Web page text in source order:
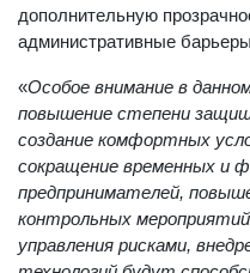
дополнительную
административные
«Особое внимание в
повышение степени
создание комфортных
сокращение временных и
предпринимателей,
контрольных
управления рисками,